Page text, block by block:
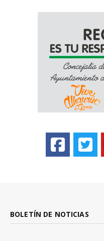
BOLETÍN DE NOTICIAS